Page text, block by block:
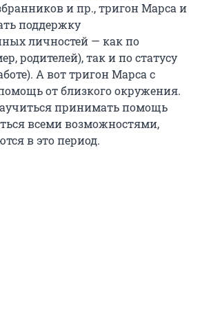
и пр., тригон Марса и
поддержку
личностей — как по
родителей), так и по статусу
А вот тригон Марса с
от близкого окружения.
принимать помощь
всеми возможностями,
в это период.